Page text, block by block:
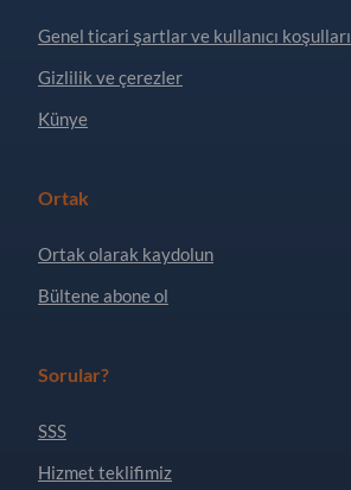
Genel ticari şartlar ve kullanıcı koşulları
Gizlilik ve çerezler
Künye
Ortak
Ortak olarak kaydolun
Bültene abone ol
Sorular?
SSS
Hizmet teklifimiz